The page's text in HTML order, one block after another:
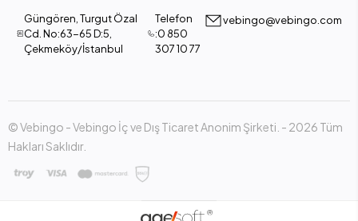
Açma/Kapama Anahtarı: LED göstergeli anahtar kullanım
kolaylığı sağlar, ihtiyacınıza uygun olup olmadığını
5.Neden Vebingo’dan 3’lü Priz Uzatma Kablosu
Almalısın?
FLY FLY-3393-01 Akım Korumalı 3’lü Priz 2 USB 2m 2.1A
Vebingo, ürünlerinin orijinalliğini ve garanti
Güngören, Turgut Özal
Cd. No:63-65 D:5,
Çekmeköy/İstanbul
Telefon
:0 850
307 10 77
vebingo@vebingo.com
© Vebingo - Vebingo İç ve Dış Ticaret Anonim Şirketi. - 2026 Tüm
Hakları Saklıdır.